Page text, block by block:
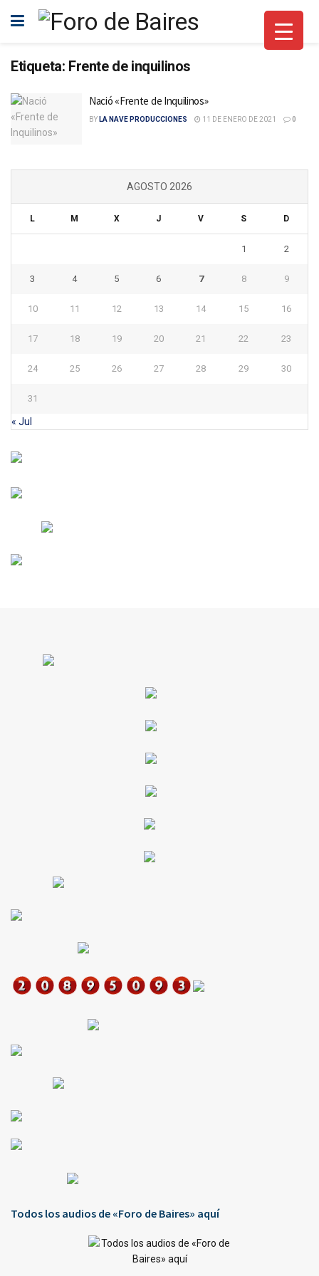
Etiqueta: Frente de inquilinos
Nació «Frente de Inquilinos»
BY LA NAVE PRODUCCIONES 11 DE ENERO DE 2021 0
AGOSTO 2026
L M X J V S D
1 2
3 4 5 6 7 8 9
10 11 12 13 14 15 16
17 18 19 20 21 22 23
24 25 26 27 28 29 30
31
« Jul
Todos los audios de «Foro de Baires» aquí